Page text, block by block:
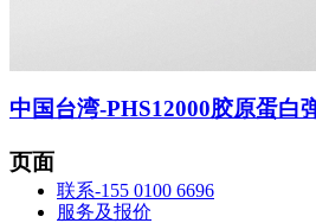
联系-155 0100 6696
中国台湾-PHS12000胶原蛋白
页面
服务及报价